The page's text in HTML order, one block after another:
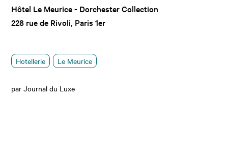
Hôtel Le Meurice - Dorchester Collection
228 rue de Rivoli, Paris 1er
Hotellerie Le Meurice
par Journal du Luxe